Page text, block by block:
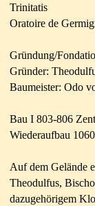
Trinitatis
Oratoire de
Gründung/
Gründer:
Baumeister: Odo
Bau I 803-806
Wiederaufbau
Auf dem Gelände
Theodulfus,
dazugehörigem